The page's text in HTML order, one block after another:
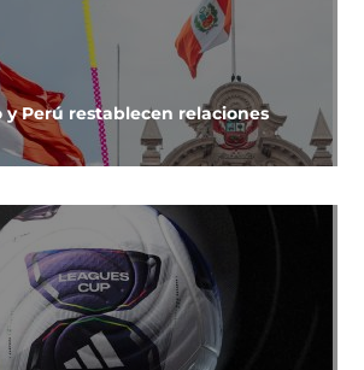
y Perú restablecen relaciones